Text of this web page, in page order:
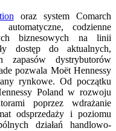
oraz system Comarch
codzienne
biznesowych na linii
dostęp do aktualnych,
zapasów dystrybutorów
pozwala Moët Hennessy
rynkowe. Od początku
Poland w rozwoju
poprzez wdrażanie
odsprzedaży i poziomu
działań handlowo-